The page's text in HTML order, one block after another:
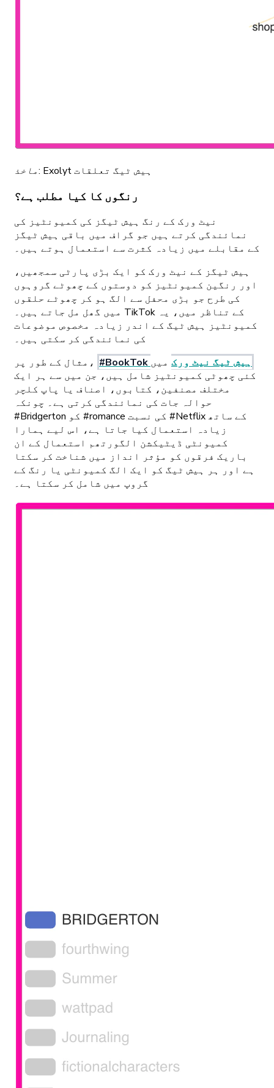
ماخذ: Exolyt ہیش ٹیگ تعلقات
رنگوں کا کیا مطلب ہے؟
نیٹ ورک کے رنگ ہیش ٹیگز کی کمیونٹیز کی
نمائندگی کرتے ہیں جو گراف میں باقی ہیش ٹیگز
کے مقابلے میں زیادہ کثرت سے استعمال ہوتے ہیں۔
ہیش ٹیگز کے نیٹ ورک کو ایک بڑی پارٹی سمجھیں،
اور رنگین کمیونٹیز کو دوستوں کے چھوٹے گروہوں
کی طرح جو بڑی محفل سے الگ ہو کر چھوٹے حلقوں
میں گھل مل جاتے ہیں۔ TikTok کے تناظر میں، یہ
کمیونٹیز ہیش ٹیگ کے اندر زیادہ مخصوص موضوعات
کی نمائندگی کر سکتی ہیں۔
مثال کے طور پر، #BookTok ہیش ٹیگ نیٹ ورک میں
کئی چھوٹی کمیونٹیز شامل ہیں، جن میں سے ہر ایک
مختلف مصنفین، کتابوں، اصناف یا پاپ کلچر
حوالہ جات کی نمائندگی کرتی ہے۔ چونکہ
#Bridgerton کو #romance کی نسبت #Netflix کے ساتھ
زیادہ استعمال کیا جاتا ہے، اس لیے ہمارا
کمیونٹی ڈیٹیکشن الگورتھم استعمال کے ان
باریک فرقوں کو مؤثر انداز میں شناخت کر سکتا
ہے اور ہر ہیش ٹیگ کو ایک الگ کمیونٹی یا رنگ کے
گروپ میں شامل کر سکتا ہے۔